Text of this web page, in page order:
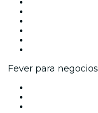
Fever para negocios